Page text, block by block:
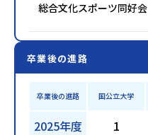
総合文化スポーツ同好会
卒業後の進路
卒業後の進路 国公立大学
2025年度 1